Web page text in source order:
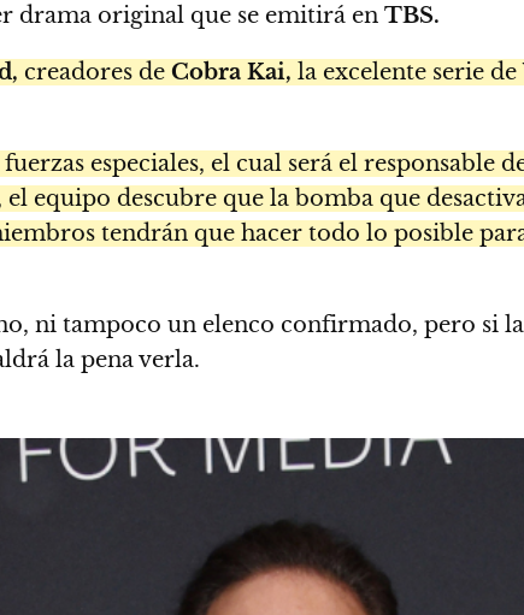
drama original que se emitirá en TBS.
creadores de Cobra Kai, la excelente serie de
especiales, el cual será el responsable
equipo descubre que la bomba que
tendrán que hacer todo lo posible
ni tampoco un elenco confirmado, pero si
la pena verla.